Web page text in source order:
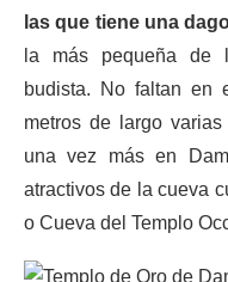
las que tiene una
la más pequeña de
budista. No faltan en
metros de largo
una vez más en
atractivos de la cueva
o Cueva del Templo